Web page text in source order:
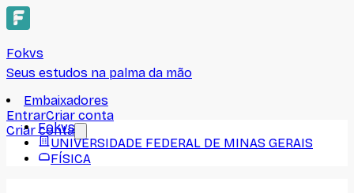
Fokvs
Seus estudos na palma da mão
Embaixadores
EntrarCriar conta
Criar conta
Fokvs
UNIVERSIDADE FEDERAL DE MINAS GERAIS
FÍSICA